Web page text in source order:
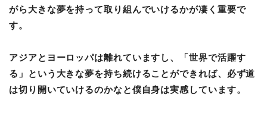
がら大きな夢を持って取り組んでいけるかが凄く重要で
す。
アジアとヨーロッパは離れていますし、「世界で活躍す
る」という大きな夢を持ち続けることができれば、必ず道
は切り開いていけるのかなと僕自身は実感しています。